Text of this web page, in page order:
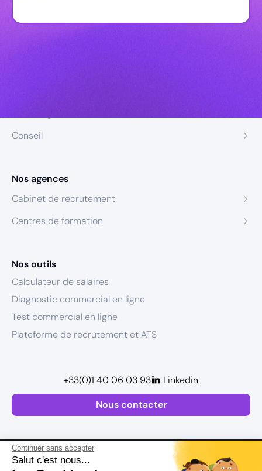
Continuer sans accepter
Salut c'est nous...
Conseil
Nos agences
Cabinet de recrutement
Centres de formation
Nos outils
Calculateur de salaires
Diagnostic commercial en ligne
Test commercial en ligne
Plateforme de recrutement et ATS
Nous contacter
+33(0)1 40 06 03 93 Linkedin